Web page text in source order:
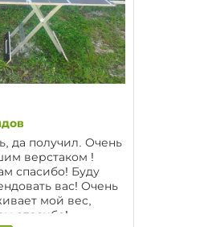
да получил. Очень
верстаком !
спасибо! Буду
вас! Очень
мой вес,
спасибо!